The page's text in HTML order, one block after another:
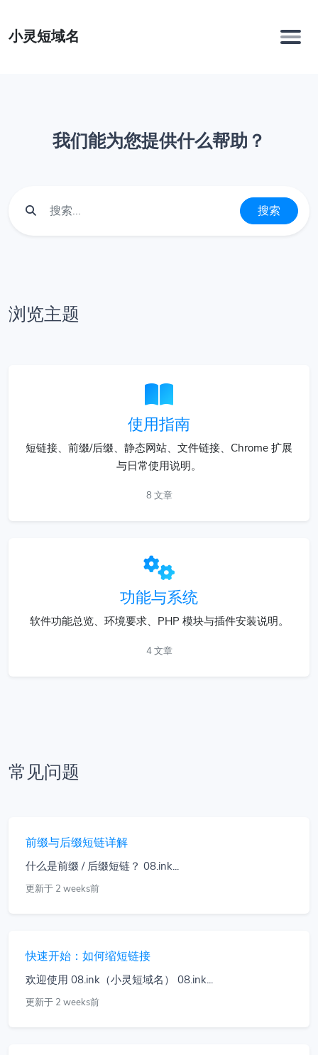
小灵短域名
我们能为您提供什么帮助？
搜索
浏览主题
使用指南
短链接、前缀/后缀、静态网站、文件链接、Chrome 扩展
与日常使用说明。
8 文章
功能与系统
软件功能总览、环境要求、PHP 模块与插件安装说明。
4 文章
常见问题
前缀与后缀短链详解
什么是前缀 / 后缀短链？ 08.ink...
更新于 2 weeks前
快速开始：如何缩短链接
欢迎使用 08.ink（小灵短域名） 08.ink...
更新于 2 weeks前